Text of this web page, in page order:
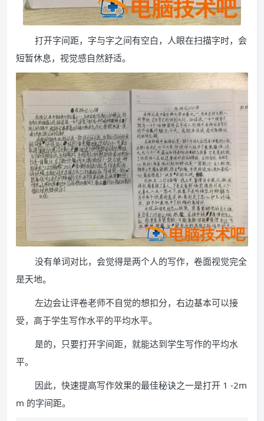
打开字间距，字与字之间有空白，人眼在扫描字时，会
短暂休息，视觉感自然舒适。
没有单词对比，会觉得是两个人的写作，卷面视觉完全
是天地。
左边会让评卷老师不自觉的想扣分，右边基本可以接
受，高于学生写作水平的平均水平。
是的，只要打开字间距，就能达到学生写作的平均水
平。
因此，快速提高写作效果的最佳秘诀之一是打开 1 -2m
m 的字间距。